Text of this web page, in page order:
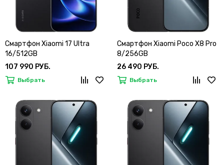
Смартфон Xiaomi 17 Ultra
16/512GB
107 990 РУБ.
Выбрать
Смартфон Xiaomi Poco X8 Pro
8/256GB
26 490 РУБ.
Выбрать